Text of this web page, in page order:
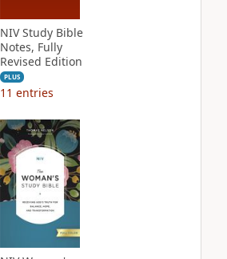
NIV Study Bible
Notes, Fully
Revised Edition
PLUS
11 entries